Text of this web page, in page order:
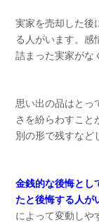
実家を売却した後
る人がいます。感
詰まった実家がな
思い出の品はとっ
さを紛らわすこと
別の形で残すなど
金銭的な後悔とし
たと後悔する人が
によって変動しや